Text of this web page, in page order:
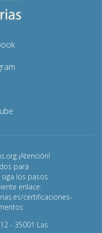
¡Atención!
para
los pasos
enlace:
certificaciones-
- 35001 Las